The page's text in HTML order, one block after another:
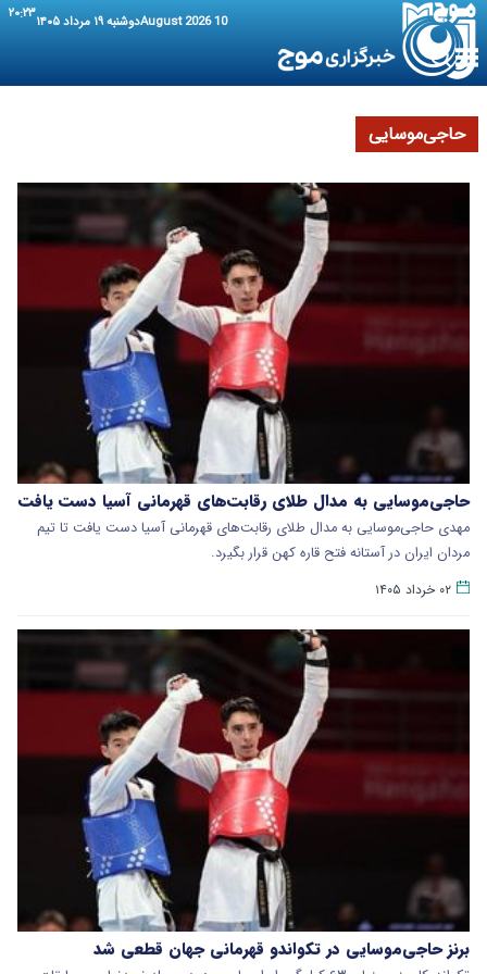
10 August 2026 دوشنبه ۱۹ مرداد ۱۴۰۵ ۲۰:۲۳
حاجی‌موسایی
حاجی‌موسایی به مدال طلای رقابت‌های قهرمانی آسیا دست یافت
مهدی حاجی‌موسایی به مدال طلای رقابت‌های قهرمانی آسیا دست یافت تا تیم
مردان ایران در آستانه فتح قاره کهن قرار بگیرد.
۰۲ خرداد ۱۴۰۵
برنز حاجی‌موسایی در تکواندو قهرمانی جهان قطعی شد